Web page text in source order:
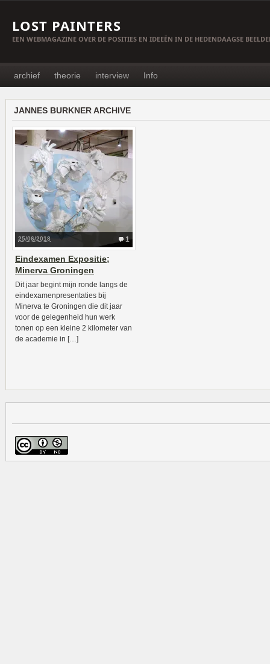
LOST PAINTERS
EEN WEBMAGAZINE OVER DE POSITIES EN IDEEËN IN DE HEDENDAAGSE
archief theorie interview Info
JANNES BURKNER ARCHIVE
1
25/06/2018
Eindexamen Expositie;
Minerva Groningen
Dit jaar begint mijn ronde langs de
eindexamenpresentaties bij
Minerva te Groningen die dit jaar
voor de gelegenheid hun werk
tonen op een kleine 2 kilometer van
de academie in […]